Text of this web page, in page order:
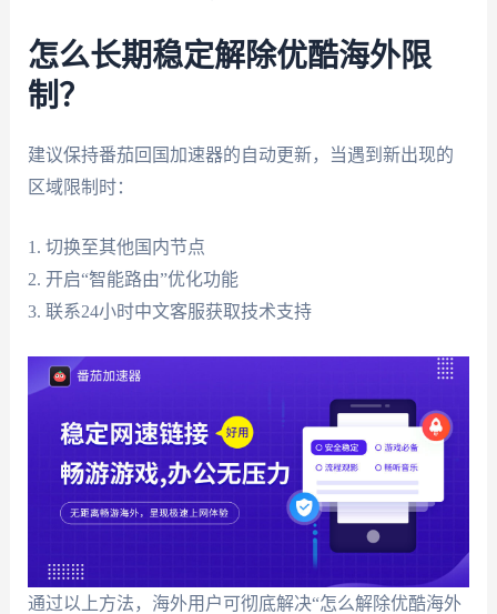
怎么长期稳定解除优酷海外限
制？
建议保持番茄回国加速器的自动更新，当遇到新出现的
区域限制时：
1. 切换至其他国内节点
2. 开启“智能路由”优化功能
3. 联系24小时中文客服获取技术支持
通过以上方法，海外用户可彻底解决“怎么解除优酷海外